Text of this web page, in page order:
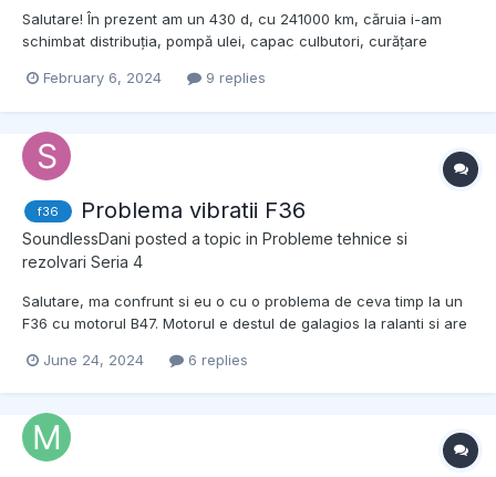
Salutare! În prezent am un 430 d, cu 241000 km, căruia i-am
schimbat distribuția, pompă ulei, capac culbutori, curățare
motor, brațe, plăcuțe, anvelope, ulei cutie, lucrări, care m-au
dus câteva mii de euro. Problema este ca la aprox 400...
February 6, 2024 9 replies
f36 Problema vibratii F36
SoundlessDani posted a topic in Probleme tehnice si
rezolvari Seria 4
Salutare, ma confrunt si eu o cu o problema de ceva timp la un
F36 cu motorul B47. Motorul e destul de galagios la ralanti si are
silentios si atunci cand o turez pe loc, si o tin la 1000 de turatii
tremura foarte rau, si dupa ce eliberez pedala...
June 24, 2024 6 replies